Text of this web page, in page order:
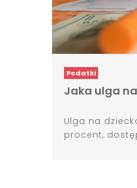
Podatki
Jaka ulga
Ulga na
procent,